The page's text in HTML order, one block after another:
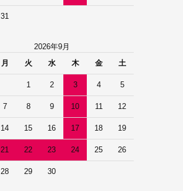
31
2026年9月
月 火 水 木 金 土
1 2 3 4 5
7 8 9 10 11 12
14 15 16 17 18 19
21 22 23 24 25 26
28 29 30